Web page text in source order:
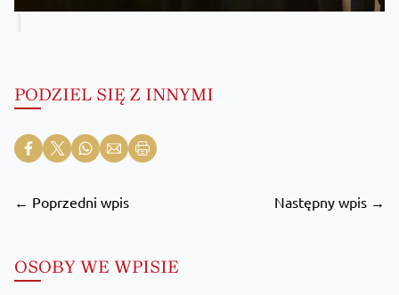
PODZIEL SIĘ Z INNYMI
← Poprzedni wpis Następny wpis →
OSOBY WE WPISIE